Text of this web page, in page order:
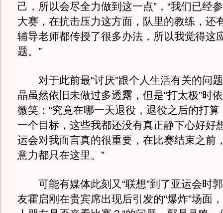
己，所以会尽全力做到这一点”，“我们已经
大赛，在抗击压力这方面，队里的教练，还
辅导老师都传授了很多办法，所以我觉得这
题。”
对于此前最“讨厌”跟个人生活有关的问
晶虽然依旧未做过多透露，但是“打太极”时
微笑：“究竟在哪一天退役，退役之后的打
一个目标，这些我都还没有真正静下心好好
运会对我而言真的很重要，在比赛结束之前
意力都只在这里。”
可能有媒体此刻又“联想”到了亚运会时
友霍启刚在贵宾席出现后引发的“爆炸”场面